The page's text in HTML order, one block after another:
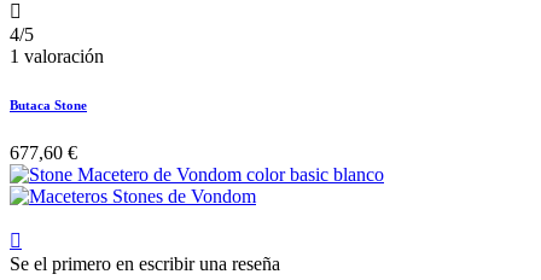

4/5
1 valoración
Butaca Stone
677,60 €

Se el primero en escribir una reseña